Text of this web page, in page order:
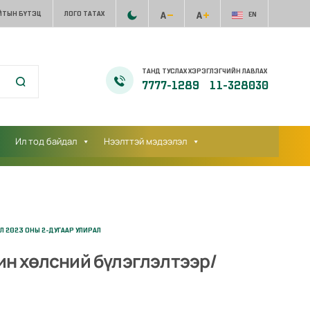
БҮТЭЦ ЛОГО ТАТАХ EN
ТАНД ТУСЛАХ ХЭРЭГЛЭГЧИЙН ЛАВЛАХ
7777-1289 11-328030
Ил тод байдал Нээлттэй мэдээлэл
ОНЫ 2-ДУГААР УЛИРАЛ
хөлсний бүлэглэлтээр/